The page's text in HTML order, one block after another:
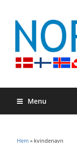
Menu
Du är här
Hem » kvindenavn